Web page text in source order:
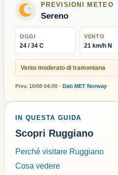
PREVISIONI METEO
Sereno
OGGI
24 / 34 C
VENTO
21 km/h N
Vento moderato di tramontana
Prev. 10/08 04:00 · Dati MET Norway
IN QUESTA GUIDA
Scopri Ruggiano
Perché visitare Ruggiano
Cosa vedere